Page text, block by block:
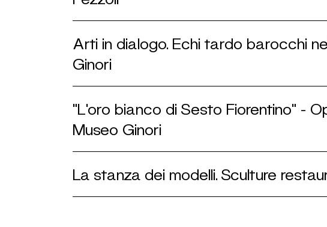
Arti in dialogo. Echi tardo barocchi
Ginori
"L'oro bianco di Sesto Fiorentino" -
Museo Ginori
La stanza dei modelli. Sculture